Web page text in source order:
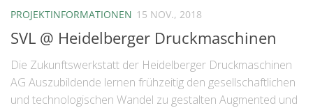
PROJEKTINFORMATIONEN 15 NOV., 2018
SVL @ Heidelberger Druckmaschinen
Die Zukunftswerkstatt der Heidelberger Druckmaschinen
AG Auszubildende lernen frühzeitig den gesellschaftlichen
und technologischen Wandel zu gestalten Augmented und